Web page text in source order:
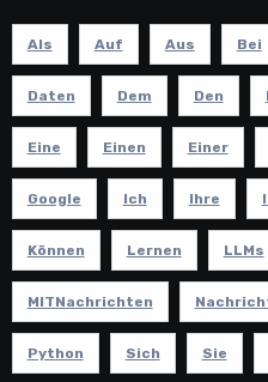
Als Auf Aus Bei
Daten Dem Den
Eine Einen Einer
Google Ich Ihre
Können Lernen LLMs
MITNachrichten
Python Sich Sie